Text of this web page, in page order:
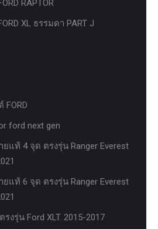
RAPTOR
XL ธรรมดา PART J
ford next gen
แท้ 4 จุด ตรงรุ่น Ranger Everest
แท้ 6 จุด ตรงรุ่น Ranger Everest
งรุ่น Ford XLT. 2015-2017